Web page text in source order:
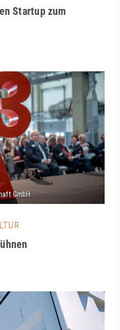
Startup zum